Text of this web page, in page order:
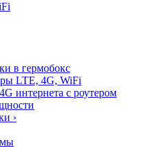
в гермобокс
LTE, 4G, WiFi
интернета с роутером
›